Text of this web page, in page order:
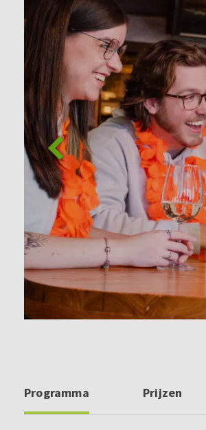
Programma Prijzen